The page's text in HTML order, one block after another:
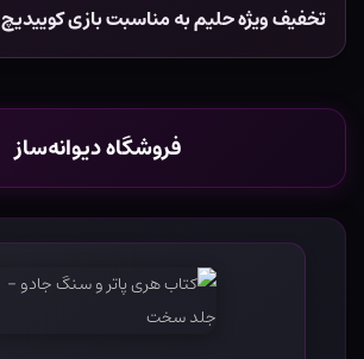
تخفیف ویژه حلیم به مناسبت بازی کوییدیچ
فروشگاه دیوانه‌ساز